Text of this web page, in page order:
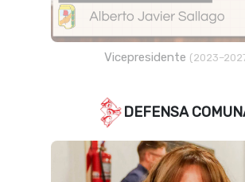
Vicepresidente
DEFENSA